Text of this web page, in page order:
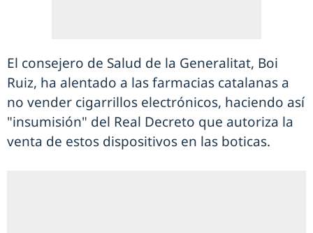
El consejero de Salud de la Generalitat, Boi
Ruiz, ha alentado a las farmacias catalanas a
no vender cigarrillos electrónicos, haciendo así
"insumisión" del Real Decreto que autoriza la
venta de estos dispositivos en las boticas.